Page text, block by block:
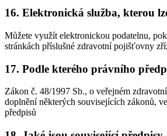
16. Elektronická služba, kterou
Můžete využít elektronickou podatelnu,
stránkách příslušné zdravotní pojišťovny
17. Podle kterého právního
Zákon č. 48/1997 Sb., o veřejném
doplnění některých souvisejících zákonů,
předpisů